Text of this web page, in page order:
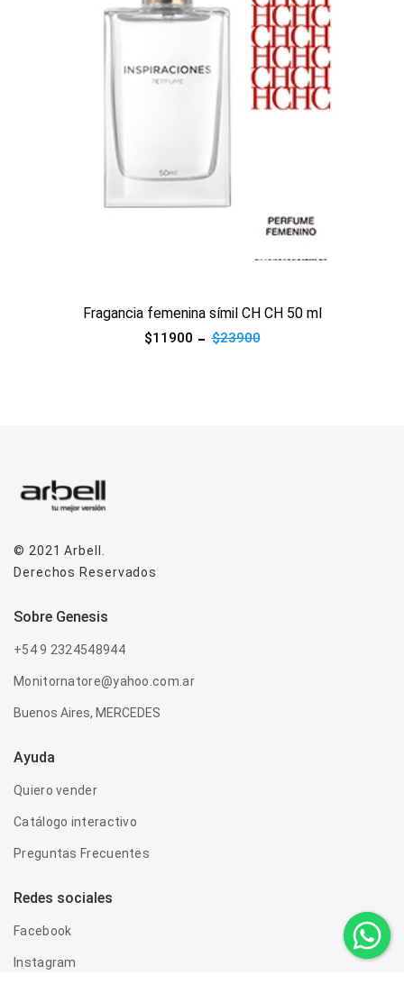
Fragancia femenina símil CH CH 50 ml
$11900 $23900
© 2021Arbell
Derechos Reservados
sobre genesis
+54 9 2324548944
Monitornatore@yahoo.com.ar
Buenos Aires, MERCEDES
Ayuda
Quiero vender
Catálogo interactivo
Preguntas Frecuentes
Redes sociales
Facebook
Instagram